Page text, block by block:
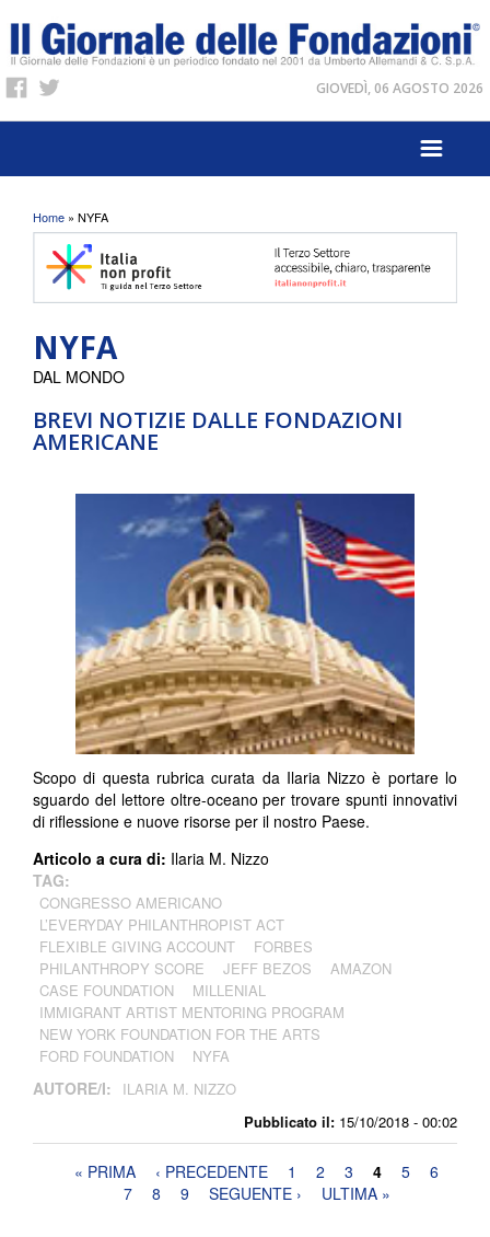
GIOVEDÌ, 06 AGOSTO 2026
Tu sei qui
Home » NYFA
NYFA
BREVI NOTIZIE DALLE FONDAZIONI
AMERICANE
Pubblicato il: 15/10/2018 - 00:02
DAL MONDO
Scopo di questa rubrica curata da Ilaria Nizzo è portare lo
sguardo del lettore oltre-oceano per trovare spunti innovativi
di riflessione e nuove risorse per il nostro Paese.
Articolo a cura di: Ilaria M. Nizzo
TAG:
CONGRESSO AMERICANO
L’EVERYDAY PHILANTHROPIST ACT
FLEXIBLE GIVING ACCOUNT
FORBES
PHILANTHROPY SCORE
JEFF BEZOS
AMAZON
CASE FOUNDATION
MILLENIAL
IMMIGRANT ARTIST MENTORING PROGRAM
NEW YORK FOUNDATION FOR THE ARTS
FORD FOUNDATION
NYFA
AUTORE/I: ILARIA M. NIZZO
Pagine« PRIMA ‹ PRECEDENTE 1 2 3 4 5
6
7
8 9 SEGUENTE › ULTIMA »